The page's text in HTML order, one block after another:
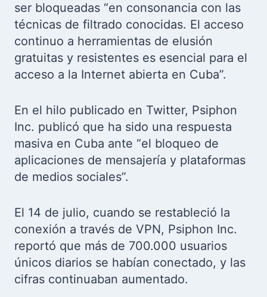
ser bloqueadas “en consonancia con las
técnicas de filtrado conocidas. El acceso
continuo a herramientas de elusión
gratuitas y resistentes es esencial para el
acceso a la Internet abierta en Cuba”.
En el hilo publicado en Twitter, Psiphon
Inc. publicó que ha sido una respuesta
masiva en Cuba ante “el bloqueo de
aplicaciones de mensajería y plataformas
de medios sociales”.
El 14 de julio, cuando se restableció la
conexión a través de VPN, Psiphon Inc.
reportó que más de 700.000 usuarios
únicos diarios se habían conectado, y las
cifras continuaban aumentado.